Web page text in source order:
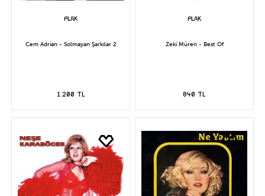
Cem Adrian - Solmayan Şarkılar 2
1.200 TL
Zeki Müren - Best Of
840 TL